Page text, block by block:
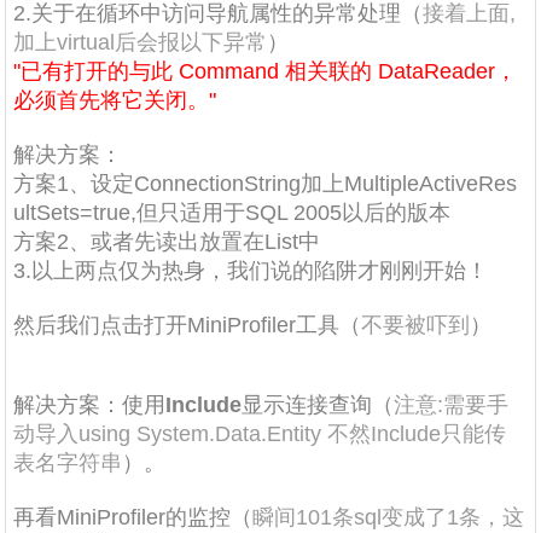
2.关于在循环中访问导航属性的异常处理（接着上面,
加上virtual后会报以下异常 ）
"已有打开的与此 Command 相关联的 DataReader，
必须首先将它关闭。"
解决方案：
方案1、设定ConnectionString加上MultipleActiveRes
ultSets=true,但只适用于SQL 2005以后的版本
方案2、或者先读出放置在List中
3.以上两点仅为热身，我们说的陷阱才刚刚开始！
然后我们点击打开MiniProfiler工具（不要被吓到 ）
解决方案：使用 Include显示连接查询（注意:需要手
动导入using System.Data.Entity 不然Include只能传
表名字符串 ）。
再看MiniProfiler的监控（瞬间101条sql变成了1条，这